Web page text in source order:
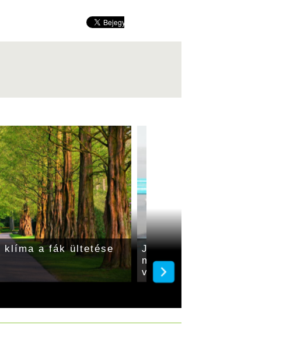
klíma a fák ültetése
Jöhet a másodvetés, a
megjelenésekor pedig ne
védekezéssel!